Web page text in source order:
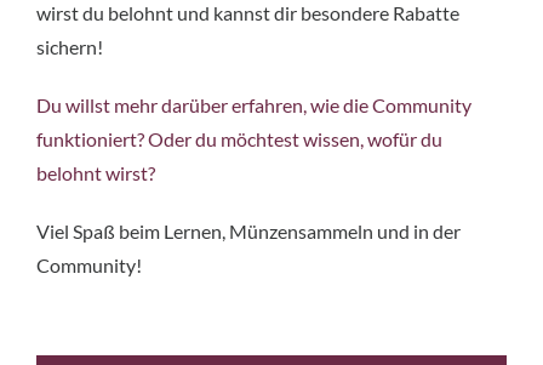
wirst du belohnt und kannst dir besondere Rabatte
sichern!
­Du willst mehr darüber erfahren, wie die Community
funktioniert? Oder du möchtest wissen, wofür du
belohnt wirst?
Viel Spaß beim Lernen, Münzensammeln und in der
Community!